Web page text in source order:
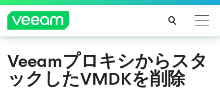
CrowdStrikeのコンテンツ更新によって影響を受け
るお客様向けのVeeamのガイダンス
続き
Veeamプロキシからスタ
ックしたVMDKを削除